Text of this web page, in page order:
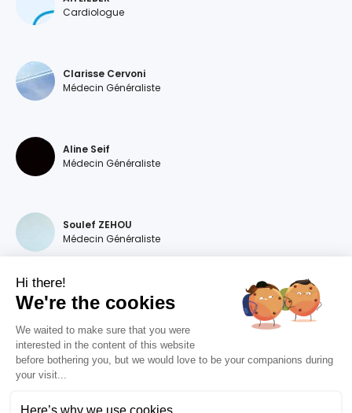
Cardiologue
Clarisse Cervoni
Médecin Généraliste
Aline Seif
Médecin Généraliste
Soulef ZEHOU
Médecin Généraliste
Magdalena DEVILLERS
Diana MOURAO BALSA
Hi there!
We're the cookies
We waited to make sure that you were
interested in the content of this website
before bothering you, but we would love to be your companions during
your visit...
Here’s why we use cookies.